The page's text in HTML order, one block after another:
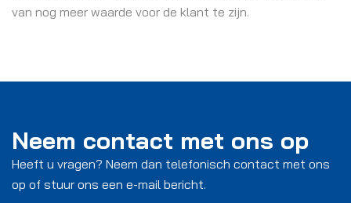
van nog meer waarde voor de klant te zijn.
Neem contact met ons op
Heeft u vragen? Neem dan telefonisch contact met ons
op of stuur ons een e-mail bericht.